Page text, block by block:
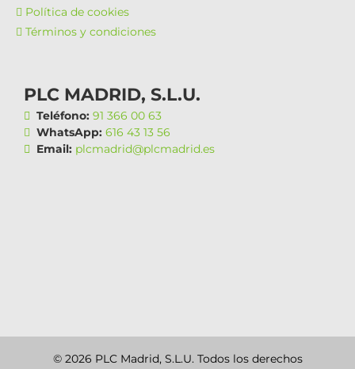
Política de cookies
Términos y condiciones
PLC MADRID, S.L.U.
Teléfono: 91 366 00 63
WhatsApp: 616 43 13 56
Email: plcmadrid@plcmadrid.es
© 2026 PLC Madrid, S.L.U. Todos los derechos